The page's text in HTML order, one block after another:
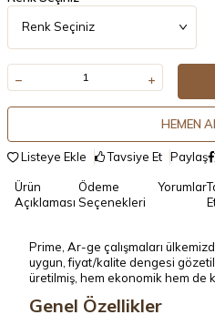
HEMEN
Listeye Ekle Tavsiye Et Paylaş
Ürün
Açıklaması
Ödeme
Seçenekleri
Yorumlar
Prime, Ar-ge çalışmaları
uygun, fiyat/kalite dengesi
üretilmiş, hem ekonomik hem de
Genel Özellikler